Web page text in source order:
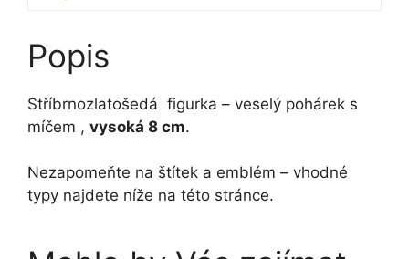
Popis
Stříbrnozlatošedá figurka – veselý pohárek s
míčem , vysoká 8 cm.
Nezapomeňte na štítek a emblém – vhodné
typy najdete níže na této stránce.